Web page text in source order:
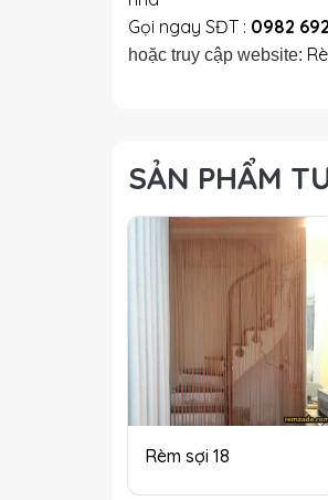
Gọi ngay SĐT : 0982
hoặc truy cập website:
SẢN PHẨM
Rèm sợi 18